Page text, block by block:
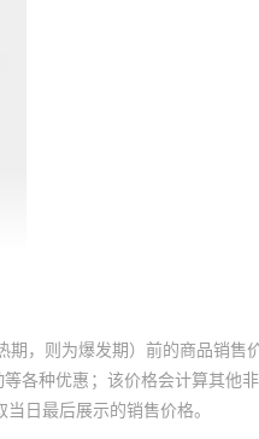
期，则为爆发期）前的商品销售
各种优惠；该价格会计算其他
日最后展示的销售价格。